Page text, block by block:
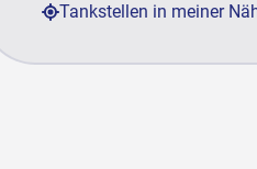
Tankstellen in meiner